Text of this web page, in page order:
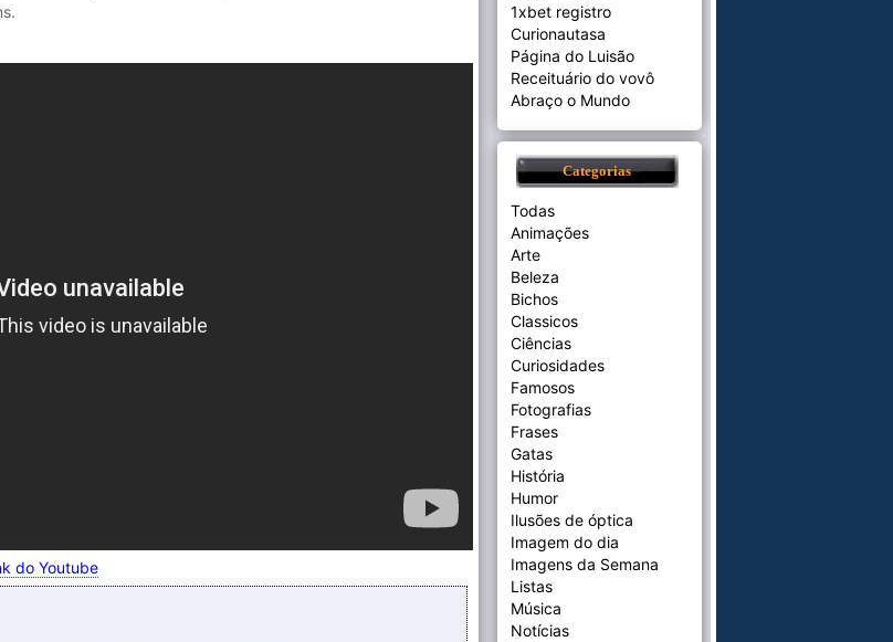
do Youtube
1xbet registro
Curionautasa
Página do Luisão
Receituário do vovô
Abraço o Mundo
Categorias
Todas
Animações
Arte
Beleza
Bichos
Classicos
Ciências
Curiosidades
Famosos
Fotografias
Frases
Gatas
História
Humor
Ilusões de óptica
Imagem do dia
Imagens da Semana
Listas
Música
Notícias